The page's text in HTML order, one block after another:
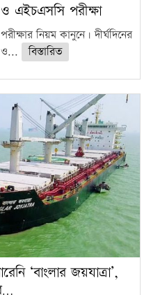
এইচএসসি পরীক্ষা
নিয়ম কানুনে। দীর্ঘদিনের
ও...
বিস্তারিত
‘বাংলার জয়যাত্রা’,